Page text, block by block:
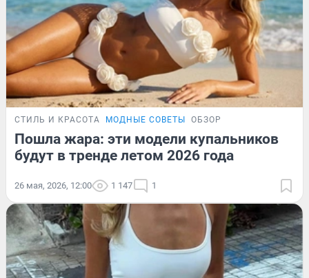
СТИЛЬ И КРАСОТА МОДНЫЕ СОВЕТЫ ОБЗОР
Пошла жара: эти модели купальников
будут в тренде летом 2026 года
26 мая, 2026, 12:00 1 147 1